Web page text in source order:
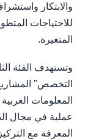
والابتكار
للاحتياجات
المتغيرة.
وتستهدف الفئة
التخصص"
المعلومات
عملية في مجال
المعرفة مع